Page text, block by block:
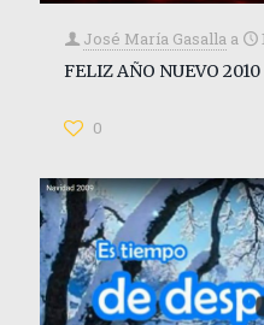
José María Gasalla a
FELIZ AÑO NUEVO 2010
0